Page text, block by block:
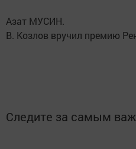
Азат МУСИН.
В. Козлов вручил премию
Следите за самым